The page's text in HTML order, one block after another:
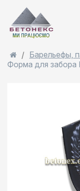
Барельефы,
Форма для